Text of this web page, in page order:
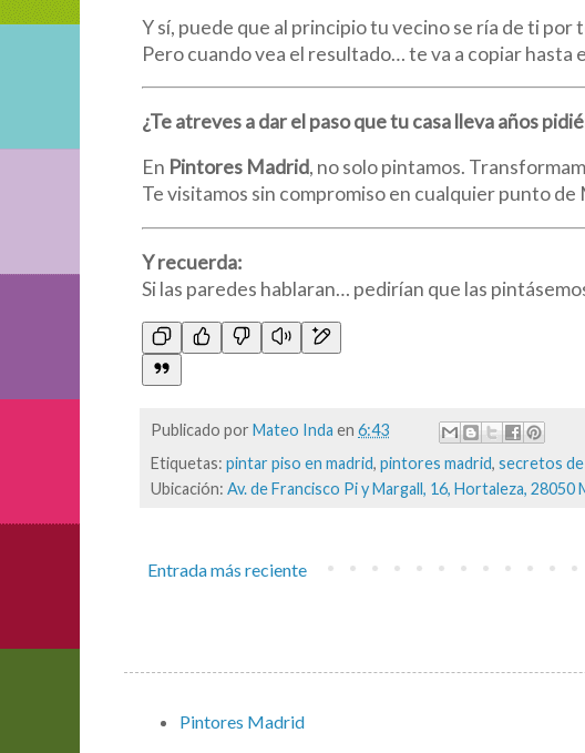
Y sí, puede que al principio tu vecino se ría de ti por
Pero cuando vea el resultado… te va a copiar hasta
¿Te atreves a dar el paso que tu casa lleva años
En Pintores Madrid, no solo pintamos.
Te visitamos sin compromiso en cualquier punto de
Y recuerda:
Si las paredes hablaran… pedirían que las
Publicado por Mateo Inda en 6:43
Etiquetas: pintar piso en madrid, pintores madrid, secretos
Ubicación: Av. de Francisco Pi y Margall, 16, Hortaleza, 28050
Entrada más reciente
Pintores Madrid